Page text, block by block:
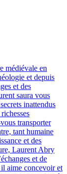
médiévale en
et depuis
et des
saura vous
inattendus
transporter
tant humaine
et des
Laurent Abry
et de
aime concevoir et